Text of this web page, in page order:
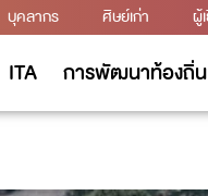
บุคลากร ศิษย์เก่า ผู้
ITA การพัฒนาท้องถิ่น